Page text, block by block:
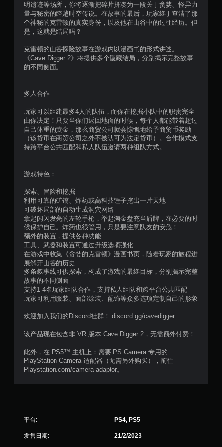
明遗迹等场所，你将逐渐把碎片拼凑为一段关于贪婪、怪异力
量与秘密的跨越时空传说。在故事的最后，玩家终于查清了那
个神秘的克雷顿的真实身份，以及他在山谷中的过往经历。但
是，这就是结局吗？
克雷顿的山谷探险故事在游戏内以漫画书的形式讲述。
《Cave Digger 2》将提供多个隐藏结局，分别揭示完整故事
的不同侧面。
多人合作
玩家可以组建最多4人的队伍，而你在挖掘小队中的职责完全
由你决定！只要当你们返回地面的时候，每个人都能带着超过
自己体重的黄金，那么商贸公司就会慷慨地给予商贸币奖励
（该货币在商贸公司之外不被认可为法定货币）。合作模式支
持跨平台公共匹配和私人队伍邀请两种组队方式。
游戏特色：
探索、冒险和挖掘
利用可靠的矿镐、炸药或高科技锤子挖出一片天地
可破坏局部的自动生成洞穴网络
拿起闪闪发亮的左轮手枪，举起淘金盘充当盾牌，在必要的时
候保护自己。炸药也很管用，只是要注意队友的安危！
额外的装置，提供各种功能
工具、武器和装置可通过升级选项强化
在游戏中收集《贪婪的克雷顿》漫画书页，随着玩家的旅程进
展解开山谷的历史
多条叙事线可供探索，构成了游戏的最终目标，分别揭示完整
故事的不同侧面
支持1-4名玩家组队合作，支持私人组队和跨平台公共匹配
玩家可利用服装、面部涂装、配饰等众多选项定制自己的形象
欢迎加入我们的Discord社群！ discord.gg/cavedigger
该产品现在包含非 VR 版本 Cave Digger 2，无需额外付费！
此外，在 PS5™ 主机上：需要 PS Camera 专用的
PlayStation Camera 适配器（无需另外购买），前往
Playstation.com/camera-adaptor。
平台: PS4, PS5
发售日期: 21/2/2023